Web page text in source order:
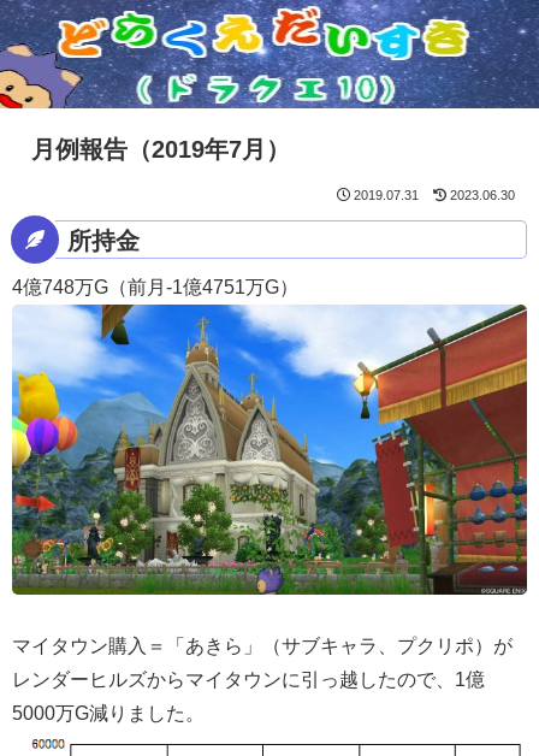
月例報告（2019年7月）
2019.07.31 2023.06.30
所持金
4億748万G（前月-1億4751万G）
マイタウン購入＝「あきら」（サブキャラ、プクリポ）が
レンダーヒルズからマイタウンに引っ越したので、1億
5000万G減りました。